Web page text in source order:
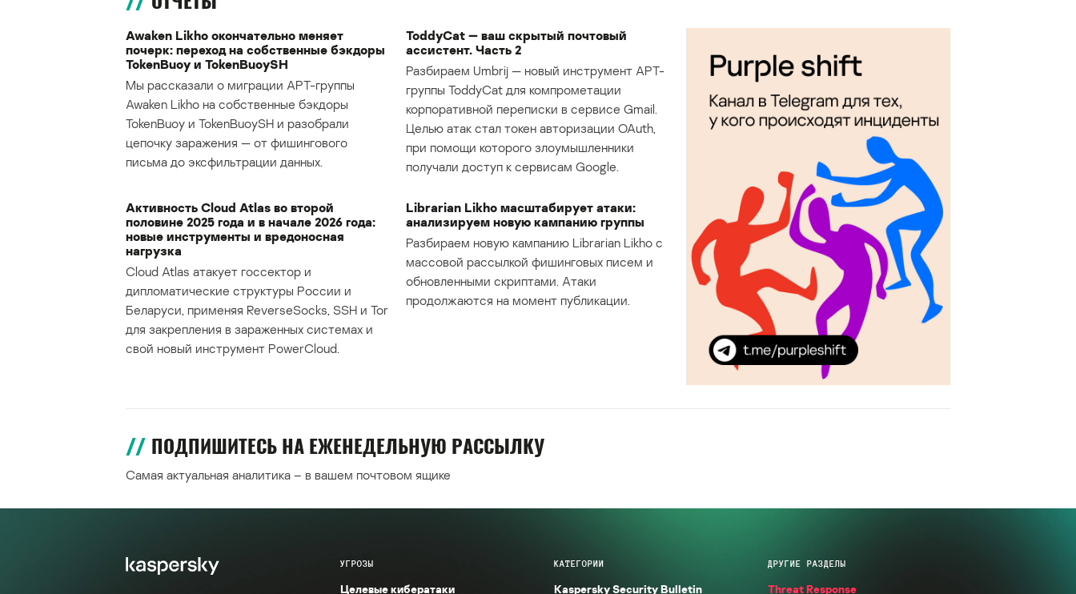
Awaken Likho окончательно меняет
почерк: переход на собственные бэкдоры
TokenBuoy и TokenBuoySH
Мы рассказали о миграции APT-группы
Awaken Likho на собственные бэкдоры
TokenBuoy и TokenBuoySH и разобрали
цепочку заражения — от фишингового
письма до эксфильтрации данных.
ToddyCat — ваш скрытый почтовый
ассистент. Часть 2
Разбираем Umbrij — новый инструмент APT-
группы ToddyCat для компрометации
корпоративной переписки в сервисе Gmail.
Целью атак стал токен авторизации OAuth,
при помощи которого злоумышленники
получали доступ к сервисам Google.
Активность Cloud Atlas во второй
половине 2025 года и в начале 2026 года:
новые инструменты и вредоносная
нагрузка
Cloud Atlas атакует госсектор и
дипломатические структуры России и
Беларуси, применяя ReverseSocks, SSH и Tor
для закрепления в зараженных системах и
свой новый инструмент PowerCloud.
Librarian Likho масштабирует атаки:
анализируем новую кампанию группы
Разбираем новую кампанию Librarian Likho с
массовой рассылкой фишинговых писем и
обновленными скриптами. Атаки
продолжаются на момент публикации.
ПОДПИШИТЕСЬ НА ЕЖЕНЕДЕЛЬНУЮ РАССЫЛКУ
Самая актуальная аналитика – в вашем почтовом ящике
УГРОЗЫ
Целевые кибератаки
КАТЕГОРИИ
Kaspersky Security Bulletin
ДРУГИЕ РАЗДЕЛЫ
Threat Response